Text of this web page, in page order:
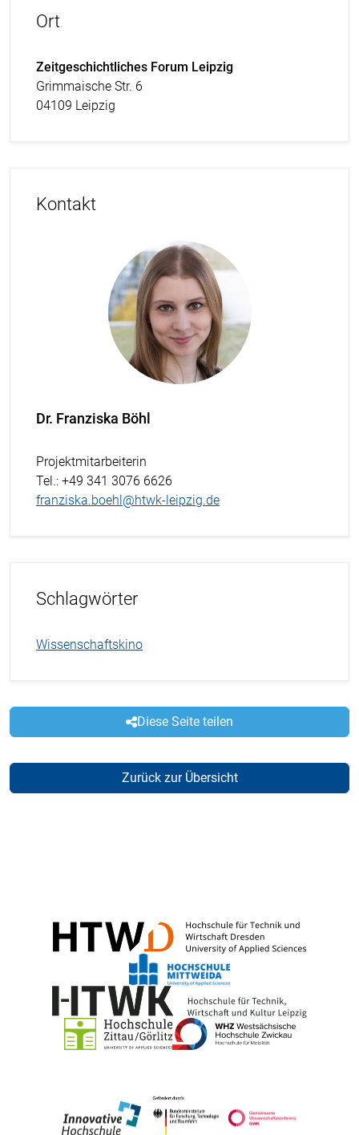
Ort
Zeitgeschichtliches Forum Leipzig
Grimmaische Str. 6
04109 Leipzig
Kontakt
Dr. Franziska Böhl
Projektmitarbeiterin
Tel.: +49 341 3076 6626
franziska.boehl@htwk-leipzig.de
Schlagwörter
Wissenschaftskino
Diese Seite teilen
Zurück zur Übersicht